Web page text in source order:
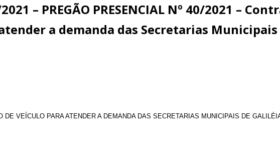
2021 – PREGÃO PRESENCIAL Nº 40/2021 –
a demanda das Secretarias
DE VEÍCULO PARA ATENDER A DEMANDA DAS SECRETARIAS MUNICIPAIS DE